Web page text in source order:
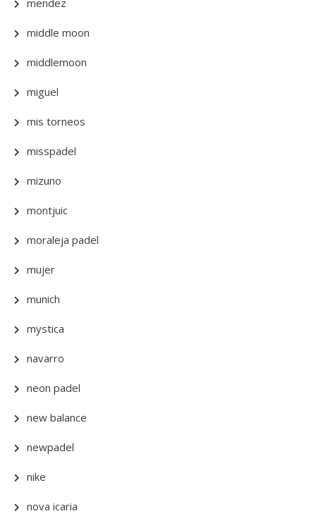
mendez
middle moon
middlemoon
miguel
mis torneos
misspadel
mizuno
montjuic
moraleja padel
mujer
munich
mystica
navarro
neon padel
new balance
newpadel
nike
nova icaria